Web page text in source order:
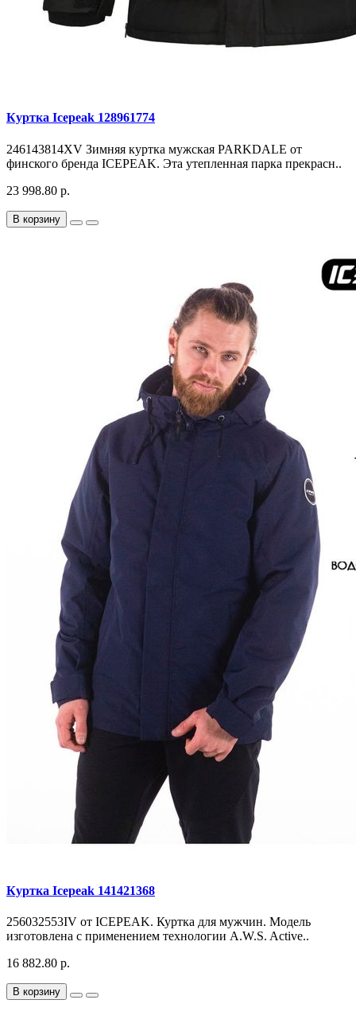
Куртка Icepeak 128961774
246143814XV Зимняя куртка мужская PARKDALE от
финского бренда ICEPEAK. Эта утепленная парка прекрасн..
23 998.80 р.
В корзину
Куртка Icepeak 141421368
256032553IV от ICEPEAK. Куртка для мужчин. Модель
изготовлена с применением технологии A.W.S. Active..
16 882.80 р.
В корзину